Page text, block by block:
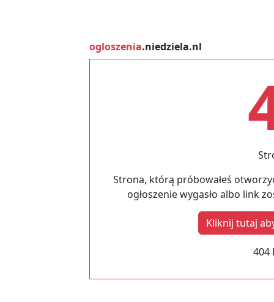
ogloszenia.niedziela.nl
Strona, którą próbowałeś
ogłoszenie wygasło albo link
Kliknij tutaj
404